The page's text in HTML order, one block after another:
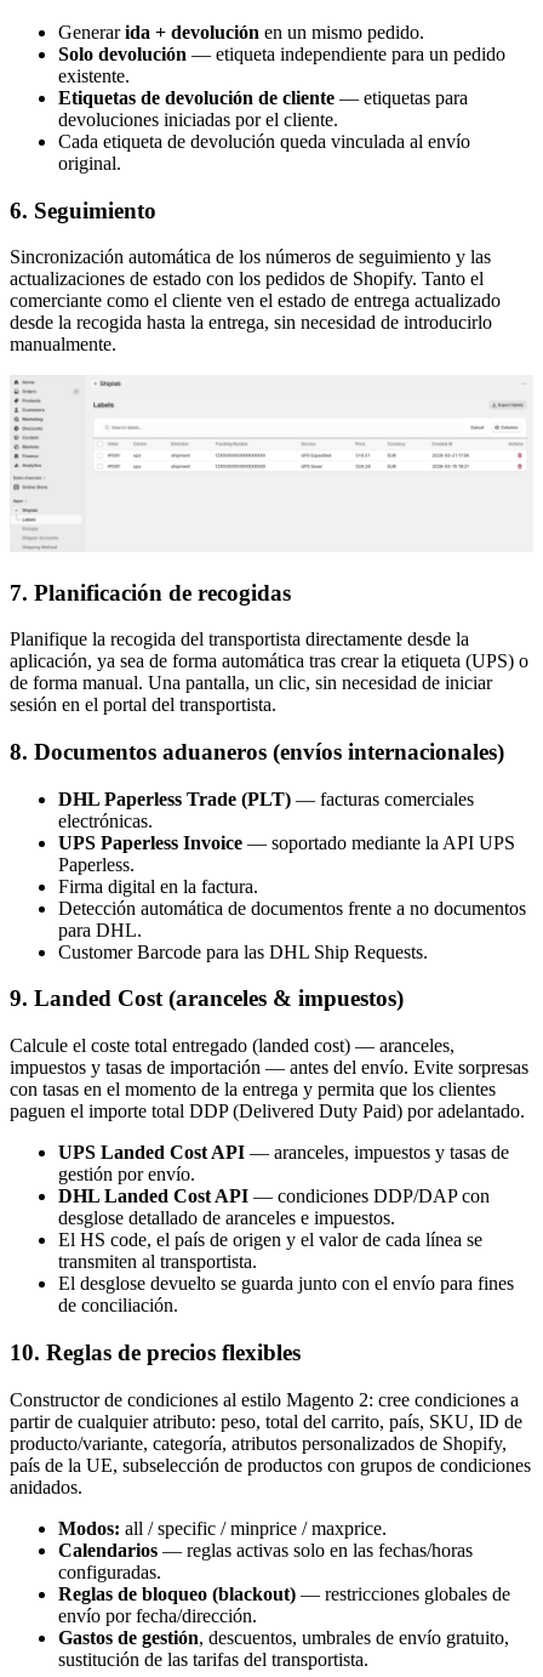
Generarida + devolución en un mismo pedido.
Solo devolución — etiqueta independiente para un pedido
existente.
Etiquetas de devolución de cliente — etiquetas para
devoluciones iniciadas por el cliente.
Cada etiqueta de devolución queda vinculada al envío
original.
6. Seguimiento
Sincronización automática de los números de seguimiento y las
actualizaciones de estado con los pedidos de Shopify. Tanto el
comerciante como el cliente ven el estado de entrega actualizado
desde la recogida hasta la entrega, sin necesidad de introducirlo
manualmente.
7. Planificación de recogidas
Planifique la recogida del transportista directamente desde la
aplicación, ya sea de forma automática tras crear la etiqueta (UPS) o
de forma manual. Una pantalla, un clic, sin necesidad de iniciar
sesión en el portal del transportista.
8. Documentos aduaneros (envíos internacionales)
DHL Paperless Trade (PLT) — facturas comerciales
electrónicas.
UPS Paperless Invoice — soportado mediante la API UPS
Paperless.
Firma digital en la factura.
Detección automática de documentos frente a no documentos
para DHL.
Customer Barcode para las DHL Ship Requests.
9. Landed Cost (aranceles & impuestos)
Calcule el coste total entregado (landed cost) — aranceles,
impuestos y tasas de importación — antes del envío. Evite sorpresas
con tasas en el momento de la entrega y permita que los clientes
paguen el importe total DDP (Delivered Duty Paid) por adelantado.
UPS Landed Cost API — aranceles, impuestos y tasas de
gestión por envío.
DHL Landed Cost API — condiciones DDP/DAP con
desglose detallado de aranceles e impuestos.
El HS code, el país de origen y el valor de cada línea se
transmiten al transportista.
El desglose devuelto se guarda junto con el envío para fines
de conciliación.
10. Reglas de precios flexibles
Constructor de condiciones al estilo Magento 2: cree condiciones a
partir de cualquier atributo: peso, total del carrito, país, SKU, ID de
producto/variante, categoría, atributos personalizados de Shopify,
país de la UE, subselección de productos con grupos de condiciones
anidados.
Modos: all / specific / minprice / maxprice.
Calendarios — reglas activas solo en las fechas/horas
configuradas.
Reglas de bloqueo (blackout) — restricciones globales de
envío por fecha/dirección.
Gastos de gestión, descuentos, umbrales de envío gratuito,
sustitución de las tarifas del transportista.